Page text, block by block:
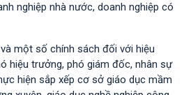
nghiệp nhà nước, doanh nghiệp có
một số chính sách đối với hiệu
hiệu trưởng, phó giám đốc, nhân sự
hiện sắp xếp cơ sở giáo dục mầm